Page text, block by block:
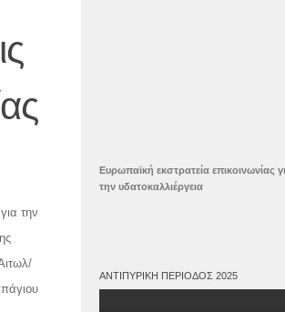
την
Ευρωπαϊκή εκστρατεία επικοινωνίας
την υδατοκαλλιέργεια
ΑΝΤΙΠΥΡΙΚΉ ΠΕΡΊΟΔΟΣ 2025